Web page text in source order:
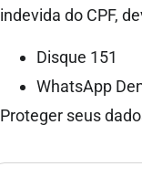
indevida do CPF,
Disque 151
WhatsApp
Proteger seus